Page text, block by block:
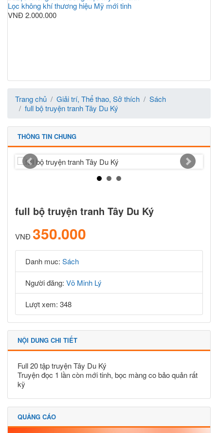
Lọc không khí thương hiệu Mỹ mới tinh
VNĐ 2.000.000
Trang chủ Giải trí, Thể thao, Sở thích
Sách
full bộ truyện tranh Tây Du Ký
THÔNG TIN CHUNG
full bộ truyện tranh Tây Du Ký
VNĐ 350.000
Danh muc: Sách
Người đăng: Võ Minh Lý
Lượt xem: 348
NỘI DUNG CHI TIẾT
Full 20 tập truyện Tây Du Ký
Truyện đọc 1 lần còn mới tinh, bọc màng co bảo quản rất
kỹ
QUẢNG CÁO